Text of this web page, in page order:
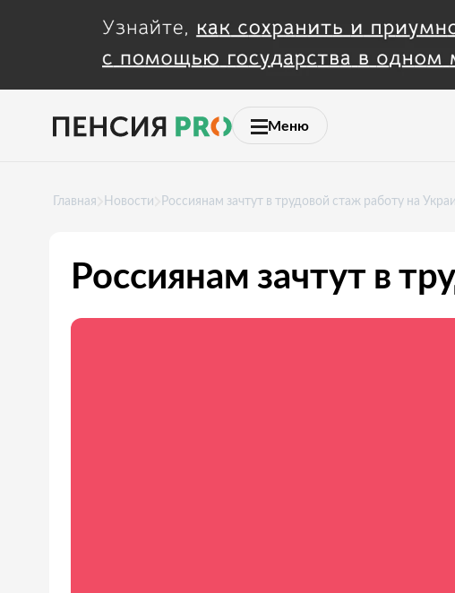
Меню
Главная Новости Россиянам зачтут в трудовой стаж работу на
Россиянам зачтут в